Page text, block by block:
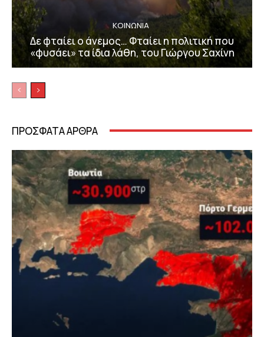
ΚΟΙΝΩΝΙΑ
Δε φταίει ο άνεμος… Φταίει η πολιτική που
«φυσάει» τα ίδια λάθη, του Γιώργου Σαχίνη
ΠΡΟΣΦΑΤΑ ΑΡΘΡΑ